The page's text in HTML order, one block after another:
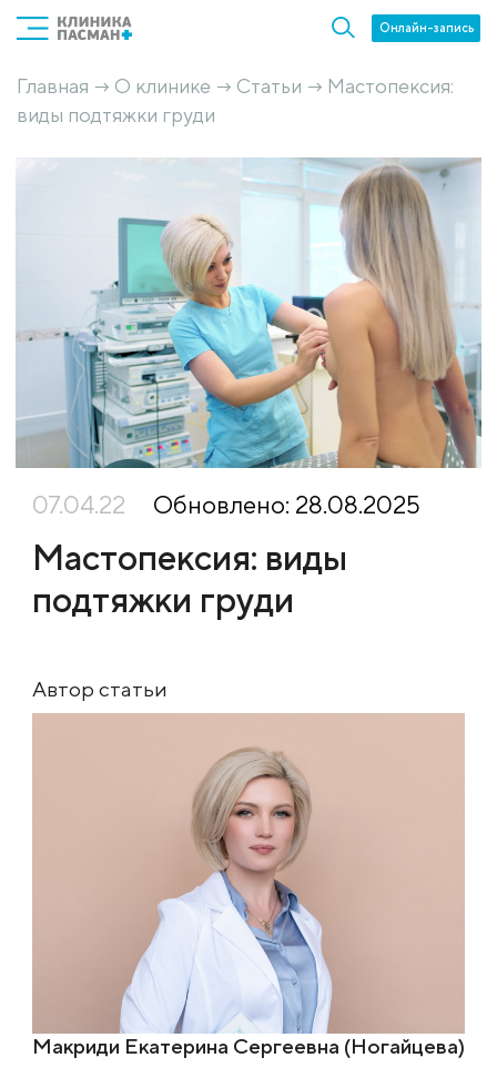
Онлайн-запись
Главная → О клинике → Статьи → Мастопексия:
виды подтяжки груди
07.04.22 Обновлено: 28.08.2025
Мастопексия: виды
подтяжки груди
Автор статьи
Макриди Екатерина Сергеевна (Ногайцева)